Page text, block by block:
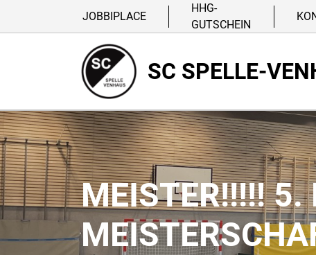
JOBBIPLACE
HHG-
GUTSCHEIN
SC SPELLE-
MEISTER!!!!! 5.